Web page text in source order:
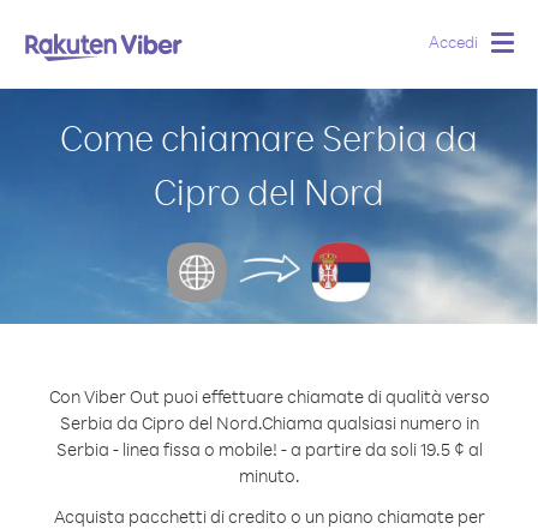
Accedi
Come chiamare Serbia da
Cipro del Nord
Con Viber Out puoi effettuare chiamate di qualità verso
Serbia da Cipro del Nord.Chiama qualsiasi numero in
Serbia - linea fissa o mobile! - a partire da soli 19.5 ¢ al
minuto.
Acquista pacchetti di credito o un piano chiamate per